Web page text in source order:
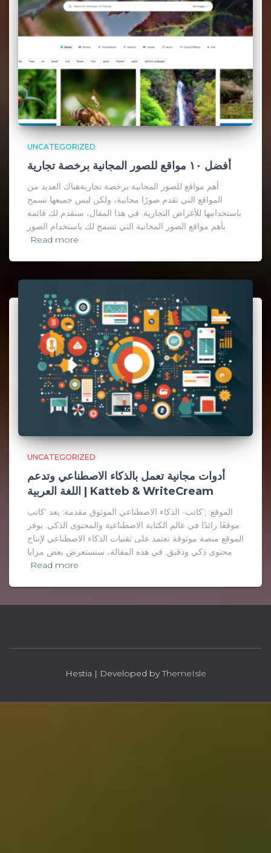
UNCATEGORIZED
أفضل ١٠ مواقع للصور المجانية برخصة تجارية
أهم مواقع للصور المجانية برخصة تجاريةهناك العديد من
المواقع التي تقدم صورًا مجانية، ولكن ليس جميعها تسمح
باستخدامها للأغراض التجارية. في هذا المقال، سنقدم لك قائمة
بأهم مواقع الصور المجانية التي تسمح لك باستخدام الصور
Read more
UNCATEGORIZED
أدوات مجانية تعمل بالذكاء الاصطناعي وتدعم
اللغة العربية | Katteb & WriteCream
الموقع: ;’كاتب- الذكاء الاصطناعي الموثوق مقدمة: يعد ‘كاتب
موقعًا رائدًا في عالم الكتابة الاصطناعية والمحتوى الذكي. يوفر
الموقع منصة موثوقة تعتمد على تقنيات الذكاء الاصطناعي لإنتاج
محتوى ذكي ودقيق. في هذه المقالة، سنستعرض بعض مزايا
Read more
Hestia | Developed byThemeIsle